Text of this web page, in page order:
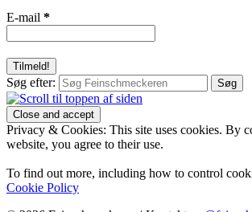
E-mail *
Søg efter:
Privacy & Cookies: This site uses cookies. By
website, you agree to their use.
To find out more, including how to control
Cookie Policy